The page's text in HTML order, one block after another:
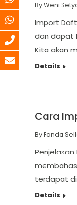
ByWeni
Import
dan dapat
Kita akan
Details
Cara
ByFanda
Penjelasan
terdapat di
Details